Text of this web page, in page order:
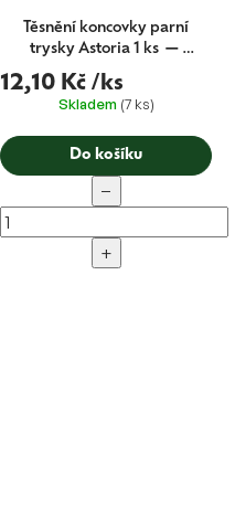
Těsnění koncovky parní
trysky Astoria 1 ks —
Astoria + Wega + Barista
Attitude (CMA originál)
12,10 Kč /ks
Skladem (7 ks)
Do košíku
−
+